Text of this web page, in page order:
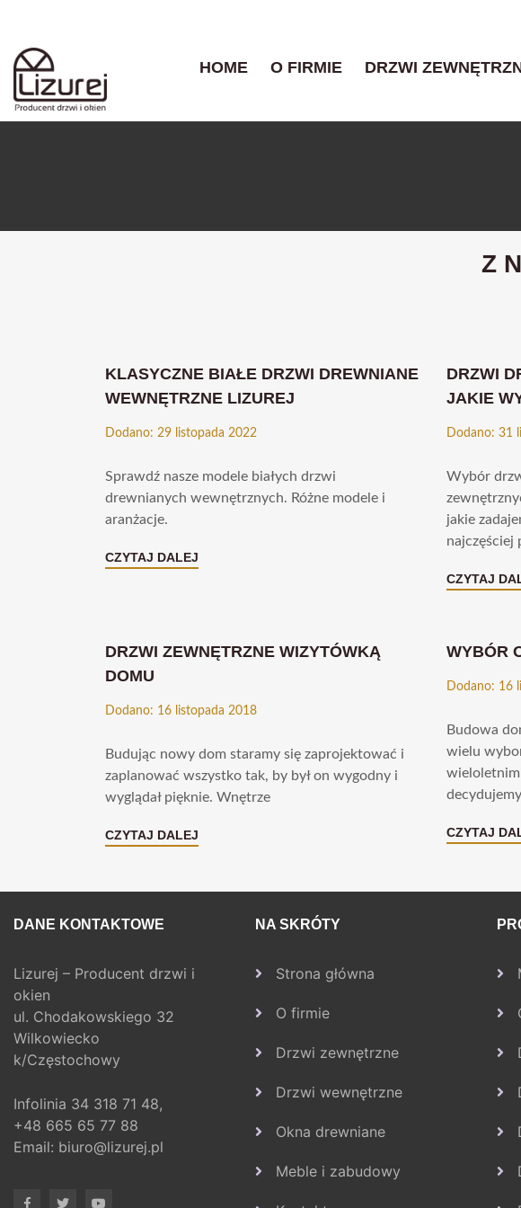
HOME O FIRMIE DRZWI
Z
KLASYCZNE BIAŁE DRZWI DREWNIANE
WEWNĘTRZNE LIZUREJ
Dodano: 29 listopada 2022
Sprawdź nasze modele białych drzwi
drewnianych wewnętrznych. Różne modele i
aranżacje.
CZYTAJ DALEJ
DRZWI
JAKIE
Dodano: 31
Wybór
jakie
najczęściej
CZYTAJ
DRZWI ZEWNĘTRZNE WIZYTÓWKĄ
DOMU
Dodano: 16 listopada 2018
Budując nowy dom staramy się zaprojektować i
zaplanować wszystko tak, by był on wygodny i
wyglądał pięknie. Wnętrze
CZYTAJ DALEJ
WYBÓR
Dodano: 16
Budowa
wielu
decydujemy
CZYTAJ
DANE KONTAKTOWE
Lizurej – Producent drzwi i
okien
ul. Chodakowskiego 32
Wilkowiecko
k/Częstochowy
Infolinia 34 318 71 48,
+48 665 65 77 88
Email: biuro@lizurej.pl
NA SKRÓTY
Strona główna
O firmie
Drzwi zewnętrzne
Drzwi wewnętrzne
Okna drewniane
Meble i zabudowy